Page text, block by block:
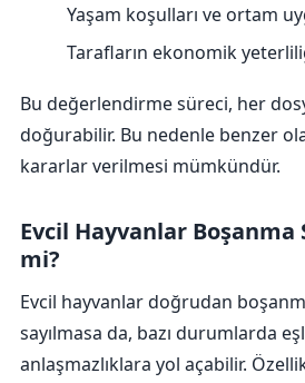
Yaşam koşulları ve ortam
Tarafların ekonomik
Bu değerlendirme süreci, her
doğurabilir. Bu nedenle benzer
kararlar verilmesi mümkündür.
Evcil Hayvanlar
mi?
Evcil hayvanlar doğrudan
sayılmasa da, bazı durumlarda
anlaşmazlıklara yol açabilir.